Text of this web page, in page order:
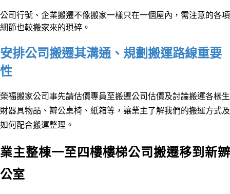
公司行號、企業搬遷不像搬家一樣只在一個屋內，需注意的各項
細節也較搬家來的瑣碎。
安排公司搬遷其溝通、規劃搬運路線重要
性
榮福搬家公司事先請估價專員至搬遷公司估價及討論搬運各樣生
財器具物品、辧公桌椅 、 紙箱等 ，讓業主了解我們的搬運方式及
如何配合搬運整理 。
業主整棟一至四樓樓梯公司搬遷移到新辧
公室